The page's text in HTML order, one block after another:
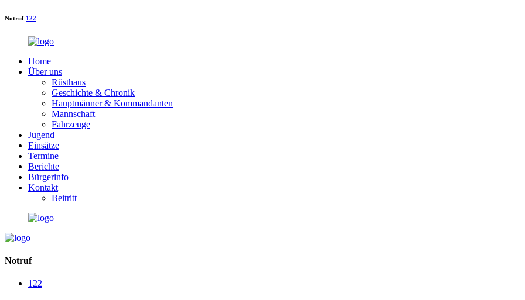
Notruf 122
Home
Über uns
Rüsthaus
Geschichte & Chronik
Hauptmänner & Kommandanten
Mannschaft
Fahrzeuge
Jugend
Einsätze
Termine
Berichte
Bürgerinfo
Kontakt
Beitritt
Notruf
122